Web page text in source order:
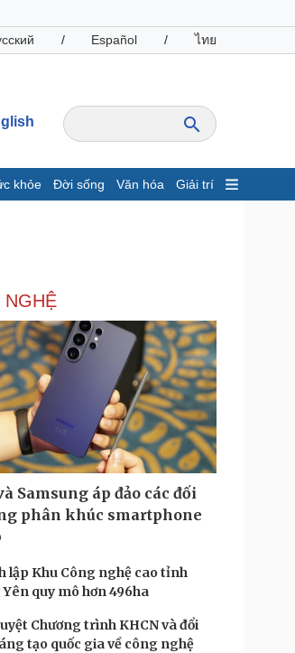
/ Español / ไทย
khỏe Đời sống Văn hóa Giải trí
Giá cà phê
Công nghệ
Sành điệu
Tin Công nghệ
Trải nghiệm
Chuyển đổi số
Podcast
Câu chuyện thời sự
Cửa sổ tình yêu
Kể chuyện cho bé
NGHỆ
Samsung áp đảo các đối
phân khúc smartphone
lập Khu Công nghệ cao tỉnh
quy mô hơn 496ha
Chương trình KHCN và đổi
tạo quốc gia về công nghệ